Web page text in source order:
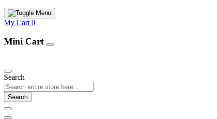
My Cart 0
Mini Cart
Search
Search